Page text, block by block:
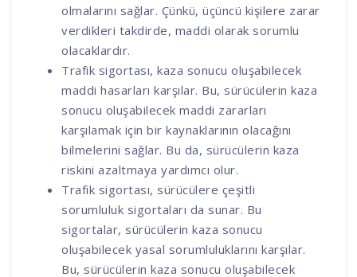
olmalarını sağlar. Çünkü, üçüncü kişilere zarar
verdikleri takdirde, maddi olarak sorumlu
olacaklardır.
Trafik sigortası, kaza sonucu oluşabilecek
maddi hasarları karşılar. Bu, sürücülerin kaza
sonucu oluşabilecek maddi zararları
karşılamak için bir kaynaklarının olacağını
bilmelerini sağlar. Bu da, sürücülerin kaza
riskini azaltmaya yardımcı olur.
Trafik sigortası, sürücülere çeşitli
sorumluluk sigortaları da sunar. Bu
sigortalar, sürücülerin kaza sonucu
oluşabilecek yasal sorumluluklarını karşılar.
Bu, sürücülerin kaza sonucu oluşabilecek